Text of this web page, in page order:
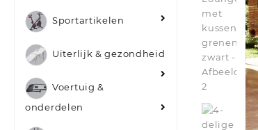
Sportartikelen
Uiterlijk & gezondheid
Voertuig &
onderdelen